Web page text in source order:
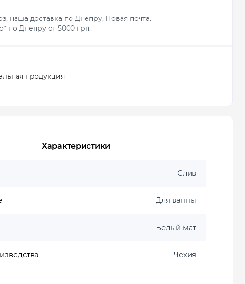
наша доставка по Днепру, Новая почта.
по Днепру от 5000 грн.
продукция
Характеристики
Слив
Для ванны
Белый мат
Чехия